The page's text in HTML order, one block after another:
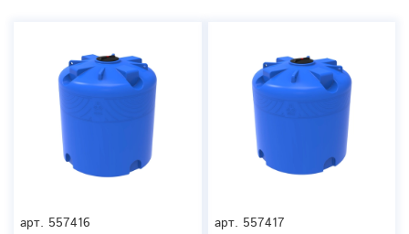
арт. 557416
арт. 557417